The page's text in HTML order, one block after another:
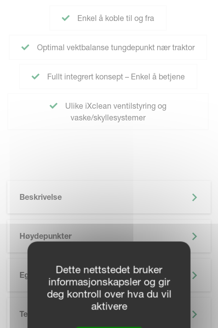
Enkel å koble til og fra
Optimal vektbalanse tungdepunkt nær traktor
Fullt integrert konsept – Enkel å betjene
Ulike iXclean ventilstyring og
vaske/skyllesystemer
Beskrivelse
Høydepunkter
Egenskaper
Tekniske Spesifikasjoner
Dette nettstedet bruker
informasjonskapsler og gir
deg kontroll over hva du vil
aktivere